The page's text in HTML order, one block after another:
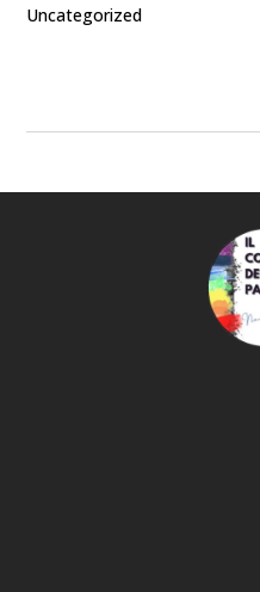
Uncategorized